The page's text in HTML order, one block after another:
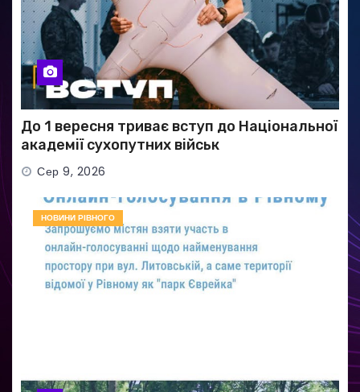
До 1 вересня триває вступ до Національної
академії сухопутних військ
Сер 9, 2026
НОВИНИ РІВНОГО